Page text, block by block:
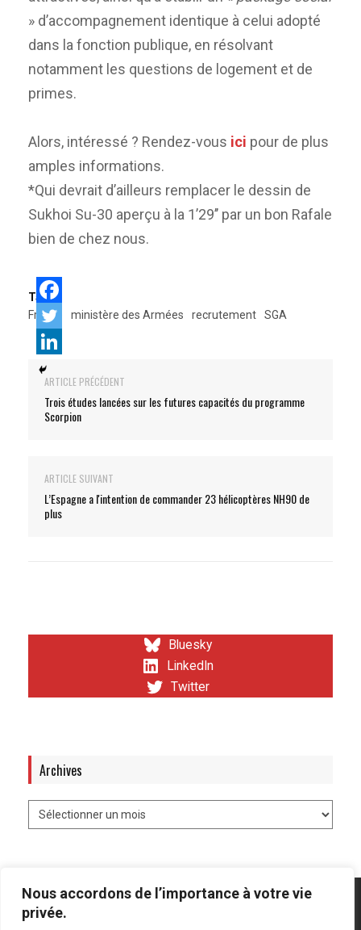
Nous accordons de l’importance à votre vie
privée.
» d’accompagnement identique à celui adopté
dans la fonction publique, en résolvant
notamment les questions de logement et de
primes.
Alors, intéressé ? Rendez-vous ici pour de plus
amples informations.
*Qui devrait d’ailleurs remplacer le dessin de
Sukhoi Su-30 aperçu à la 1’29’’ par un bon Rafale
bien de chez nous.
Tags:
France
ministère des Armées recrutement SGA
ARTICLE PRÉCÉDENT
Trois études lancées sur les futures capacités du programme
Scorpion
ARTICLE SUIVANT
L’Espagne a l'intention de commander 23 hélicoptères NH90 de
plus
Bluesky
LinkedIn
Twitter
Archives